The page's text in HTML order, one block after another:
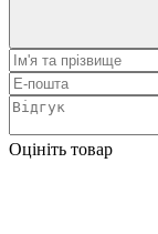
Оцініть товар